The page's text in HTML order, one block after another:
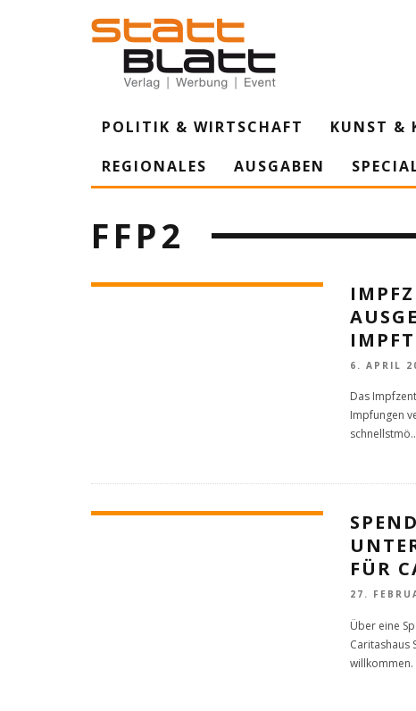
POLITIK & WIRTSCHAFT KUNST &
REGIONALES
AUSGABEN
FFP2
6. APRIL
Das
Impfungen
schnellstmö
FÜR
27.
Über eine
Caritashaus
willkommen.